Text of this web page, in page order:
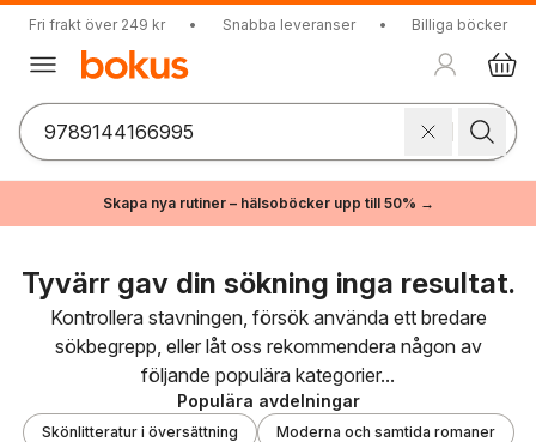
Fri frakt över 249 kr • Snabba leveranser • Billiga böcker
Skapa nya rutiner – hälsoböcker upp till 50% →
Tyvärr gav din sökning inga resultat.
Kontrollera stavningen, försök använda ett bredare
sökbegrepp, eller låt oss rekommendera någon av
följande populära kategorier...
Populära avdelningar
Skönlitteratur i översättning Moderna och samtida romaner